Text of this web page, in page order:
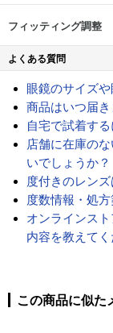
フィッティング調整
よくある質問
眼鏡のサイズや
商品はいつ届き
自宅で試着す
店舗に在庫の
いでしょうか？
度付きのレン
度数情報・処
オンラインス
内容を教えて
この商品に似た